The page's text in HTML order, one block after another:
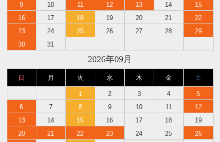
9
10 11 12 13 14
15
16
17 18 19 20 21
22
23
24 25 26 27 28
29
30
31
2026年09月
日 月 火 水 木 金 土
1 2 3 4
5
6
7 8 9 10 11
12
13
14 15 16 17 18
19
20
21 22 23 24 25 26